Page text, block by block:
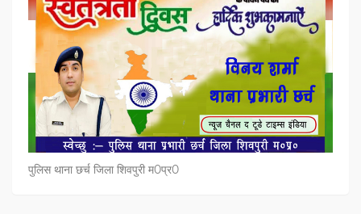
पुलिस थाना छर्च जिला शिवपुरी म0प्र0